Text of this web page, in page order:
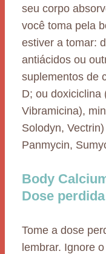
seu corpo
você toma pela
estiver a tomar:
antiácidos ou
suplementos de
D; ou doxiciclina
Vibramicina),
Solodyn,
Panmycin,
Body
Dose perdida
Tome a dose
lembrar. Ignore